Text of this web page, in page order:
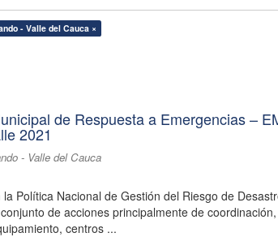
- Valle del Cauca ×
de Respuesta a Emergencias –
2021
- Valle del Cauca
Política Nacional de Gestión del Riesgo de
de acciones principalmente de
centros ...